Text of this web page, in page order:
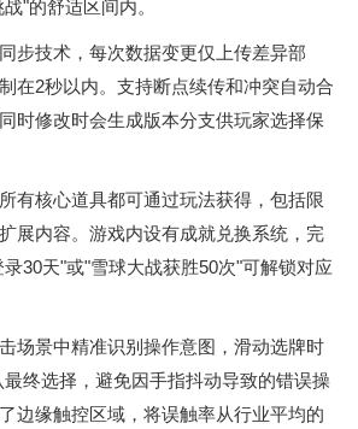
"的舒适区间内。
步技术，每次数据变更仅上传差异部
在2秒以内。支持断点续传和冲突自动合
时修改时会生成版本分支供玩家选择保
有核心道具都可通过玩法获得，包括限
展内容。游戏内设有成就兑换系统，完
30天"或"雪球大战获胜50次"可解锁对应
场景中精准识别操作意图，滑动选牌时
终选择，避免因手指抖动导致的错误操
边缘触控区域，将误触率从行业平均的